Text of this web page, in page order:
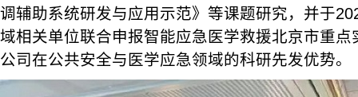
调辅助系统研发与应用示范》等课题研究，并于
域相关单位联合申报智能应急医学救援北京市重
公司在公共安全与医学应急领域的科研先发优势。